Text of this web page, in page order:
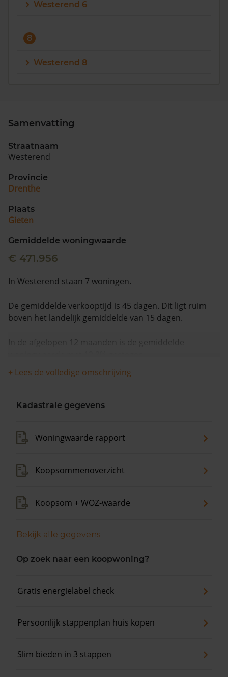
Westerend 6
8
Westerend 8
Samenvatting
Straatnaam
Westerend
Provincie
Drenthe
Plaats
Gieten
Gemiddelde woningwaarde
€ 471.956
In Westerend staan 7 woningen.
De gemiddelde verkooptijd is 45 dagen. Dit ligt ruim
boven het landelijk gemiddelde van 15 dagen.
In de afgelopen 12 maanden is de gemiddelde
+ Lees de volledige omschrijving
Kadastrale gegevens
Woningwaarde rapport
Koopsommenoverzicht
Koopsom + WOZ-waarde
Bekijk alle gegevens
Op zoek naar een koopwoning?
Gratis energielabel check
Persoonlijk stappenplan huis kopen
Slim bieden in 3 stappen